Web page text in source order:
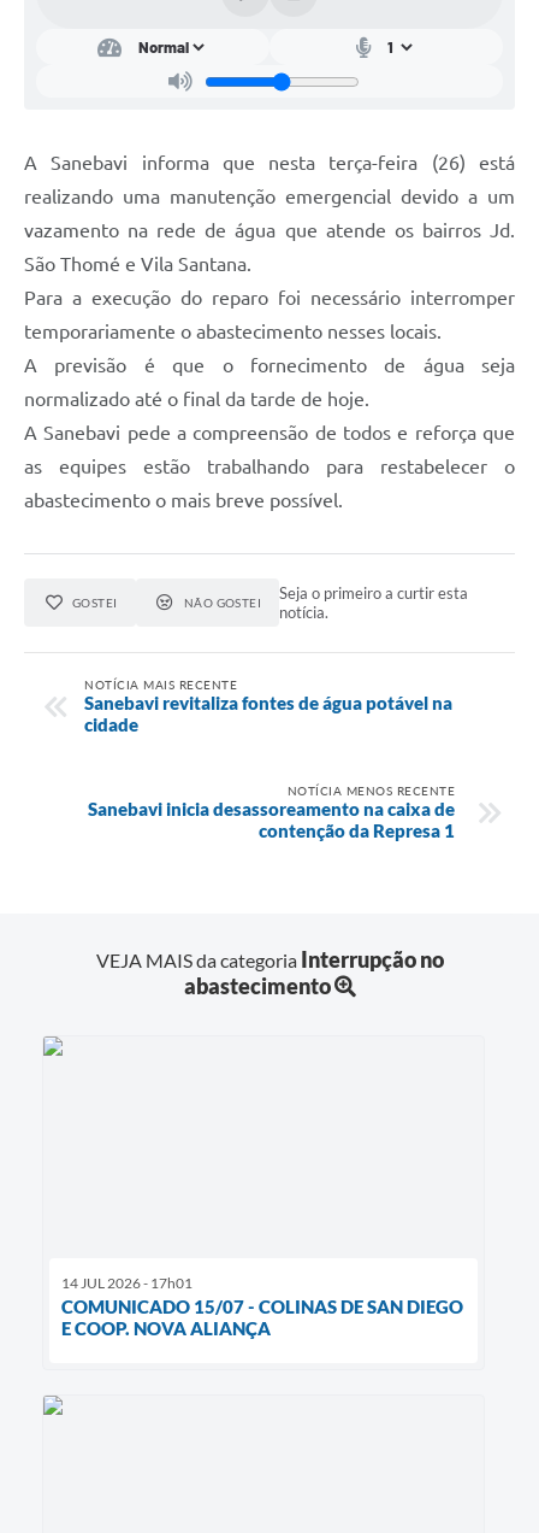
A Sanebavi informa que nesta terça-feira (26) está
realizando uma manutenção emergencial devido a um
vazamento na rede de água que atende os bairros Jd.
São Thomé e Vila Santana.
Para a execução do reparo foi necessário interromper
temporariamente o abastecimento nesses locais.
A previsão é que o fornecimento de água seja
normalizado até o final da tarde de hoje.
A Sanebavi pede a compreensão de todos e reforça que
as equipes estão trabalhando para restabelecer o
abastecimento o mais breve possível.
GOSTEI NÃO GOSTEI
Seja o primeiro a curtir esta
notícia.
NOTÍCIA MAIS RECENTE
Sanebavi revitaliza fontes de água potável na
cidade
NOTÍCIA MENOS RECENTE
Sanebavi inicia desassoreamento na caixa de
contenção da Represa 1
VEJA MAIS da categoria Interrupção no
abastecimento
14 JUL 2026 - 17h01
COMUNICADO 15/07 - COLINAS DE SAN DIEGO
E COOP. NOVA ALIANÇA